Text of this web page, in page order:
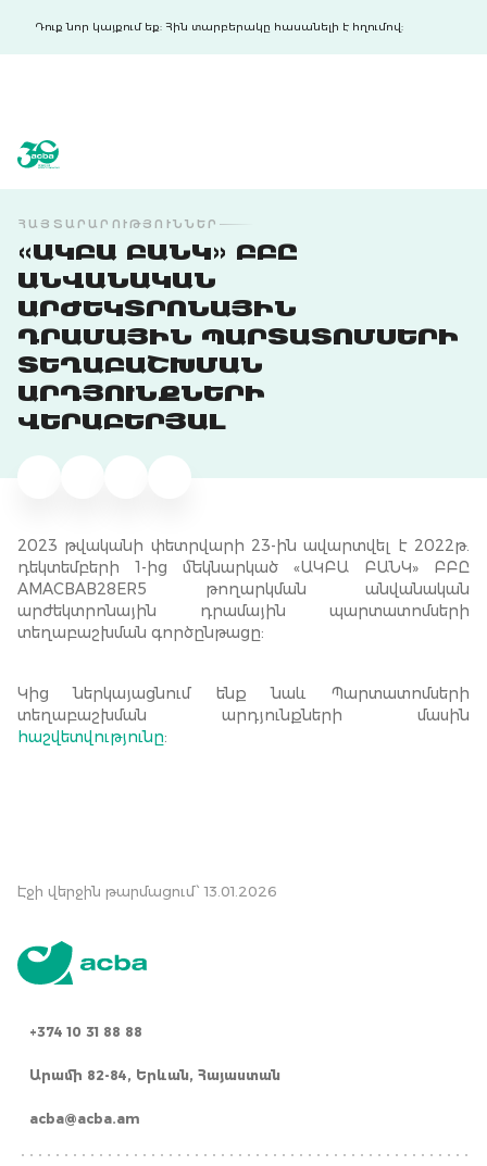
Դուք նոր կայքում եք: Հին տարբերակը հասանելի է հղումով:
ՀԱՅՏԱՐԱՐՈՒԹՅՈՒՆՆԵՐ
«ԱԿԲԱ ԲԱՆԿ» ԲԲԸ
ԱՆՎԱՆԱԿԱՆ
ԱՐԺԵԿՏՐՈՆԱՅԻՆ
ԴՐԱՄԱՅԻՆ ՊԱՐՏԱՏՈՄՍԵՐԻ
ՏԵՂԱԲԱՇԽՄԱՆ
ԱՐԴՅՈՒՆՔՆԵՐԻ
ՎԵՐԱԲԵՐՅԱԼ
2023 թվականի փետրվարի 23-ին ավարտվել է 2022թ.
դեկտեմբերի 1-ից մեկնարկած «ԱԿԲԱ ԲԱՆԿ» ԲԲԸ
AMACBAB28ER5 թողարկման անվանական
արժեկտրոնային դրամային պարտատոմսերի
տեղաբաշխման գործընթացը:
Կից ներկայացնում ենք նաև Պարտատոմսերի
տեղաբաշխման արդյունքների մասին
հաշվետվությունը:
Էջի վերջին թարմացում՝ 13.01.2026
+374 10 31 88 88
Արամի 82-84, Երևան, Հայաստան
acba@acba.am